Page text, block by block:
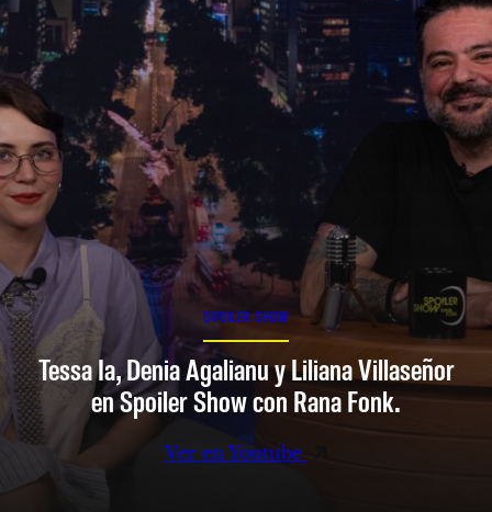
SPOILER SHOW
Tessa Ia, Denia Agalianu y Liliana Villaseñor
en Spoiler Show con Rana Fonk.
Ver en Youtube